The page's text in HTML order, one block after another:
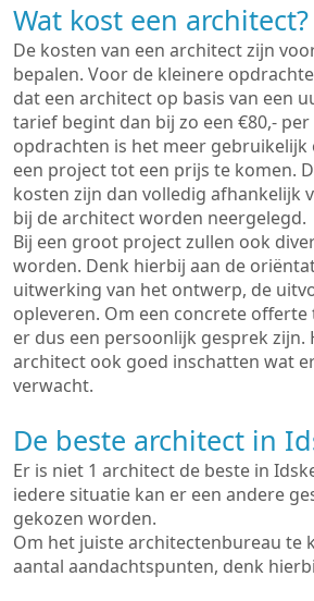
Wat kost een architect?
De kosten van een architect zijn
bepalen. Voor de kleinere
dat een architect op basis van een
tarief begint dan bij zo een €80,-
opdrachten is het meer gebruikelijk
een project tot een prijs te komen.
kosten zijn dan volledig afhankelijk
bij de architect worden neergelegd.
Bij een groot project zullen ook
worden. Denk hierbij aan de
uitwerking van het ontwerp, de
opleveren. Om een concrete offerte
er dus een persoonlijk gesprek zijn.
architect ook goed inschatten wat
verwacht.
De beste architect in
Er is niet 1 architect de beste in
iedere situatie kan er een andere
gekozen worden.
Om het juiste architectenbureau te
aantal aandachtspunten, denk